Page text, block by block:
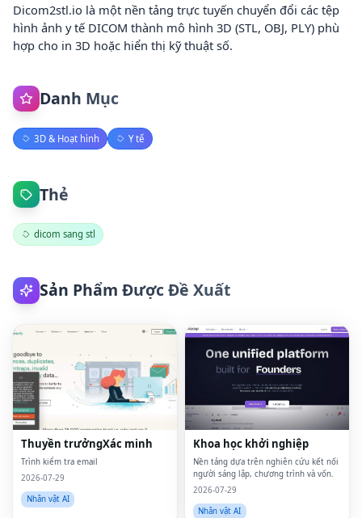
Dicom2stl.io là một nền tảng trực tuyến chuyển đổi các tệp
hình ảnh y tế DICOM thành mô hình 3D (STL, OBJ, PLY) phù
hợp cho in 3D hoặc hiển thị kỹ thuật số.
Danh Mục
3D & Hoạt hình Y tế
Thẻ
dicom sang stl
Sản Phẩm Được Đề Xuất
Thuyền trưởngXác minh
Trình kiểm tra email
2026-07-29
Nhân vật AI
Khoa học khởi nghiệp
Nền tảng dựa trên nghiên cứu kết nối
người sáng lập, chương trình và vốn.
2026-07-29
Nhân vật AI